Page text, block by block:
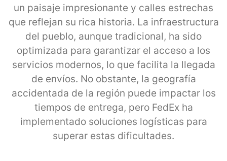
un paisaje impresionante y calles estrechas
que reflejan su rica historia. La infraestructura
del pueblo, aunque tradicional, ha sido
optimizada para garantizar el acceso a los
servicios modernos, lo que facilita la llegada
de envíos. No obstante, la geografía
accidentada de la región puede impactar los
tiempos de entrega, pero FedEx ha
implementado soluciones logísticas para
superar estas dificultades.